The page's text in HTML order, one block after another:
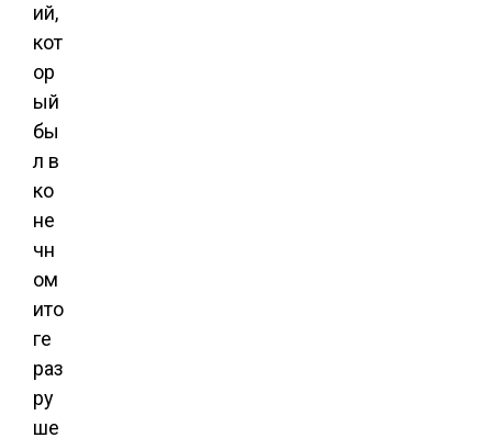
ий,
кот
ор
ый
бы
л в
ко
не
чн
ом
ито
ге
раз
ру
ше